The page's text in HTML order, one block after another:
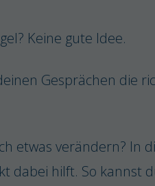
Keine gute Idee.
Gesprächen die
etwas verändern? In
dabei hilft. So kannst